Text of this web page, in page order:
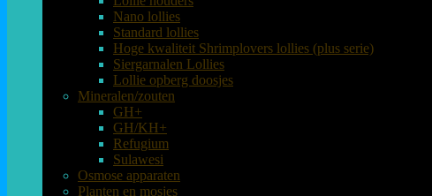
Nano lollies
Standard lollies
Hoge kwaliteit Shrimplovers lollies (plus serie)
Siergarnalen Lollies
Lollie opberg doosjes
Mineralen/zouten
GH+
GH/KH+
Refugium
Sulawesi
Osmose apparaten
Planten en mosjes